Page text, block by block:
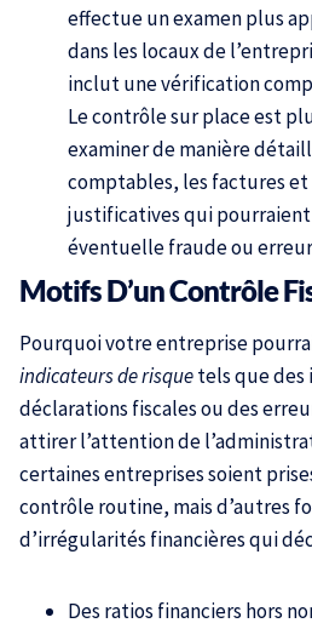
effectue un examen plus
dans les locaux de
inclut une vérification
Le contrôle sur place est
examiner de manière
comptables, les factures
justificatives qui
éventuelle fraude ou
Motifs D’un Contrôle
Pourquoi votre entreprise
indicateurs de risquetels que des
déclarations fiscales ou des
attirer l’attention de
certaines entreprises soient
contrôle routine, mais d’autres
d’irrégularités financières qui
Des ratios financiers hors